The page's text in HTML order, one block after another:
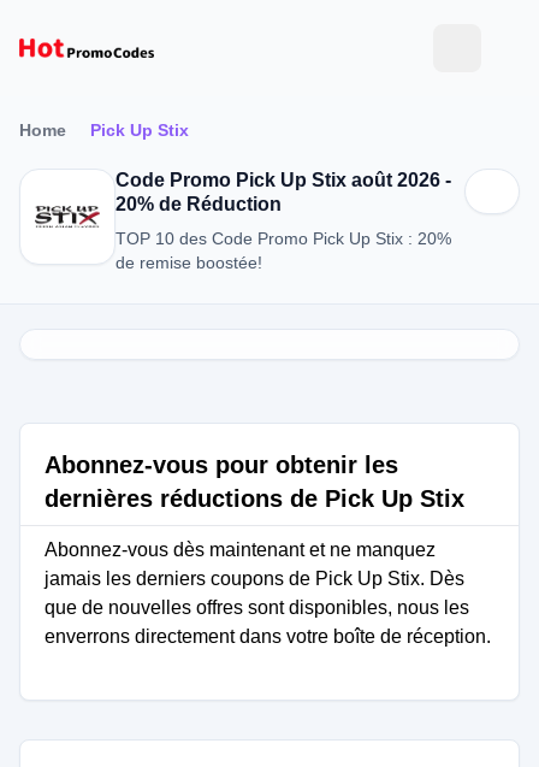
Home Pick Up Stix
Code Promo Pick Up Stix août 2026 -
20% de Réduction
TOP 10 des Code Promo Pick Up Stix : 20%
de remise boostée!
Abonnez-vous pour obtenir les
dernières réductions de Pick Up Stix
Abonnez-vous dès maintenant et ne manquez
jamais les derniers coupons de Pick Up Stix. Dès
que de nouvelles offres sont disponibles, nous les
enverrons directement dans votre boîte de réception.